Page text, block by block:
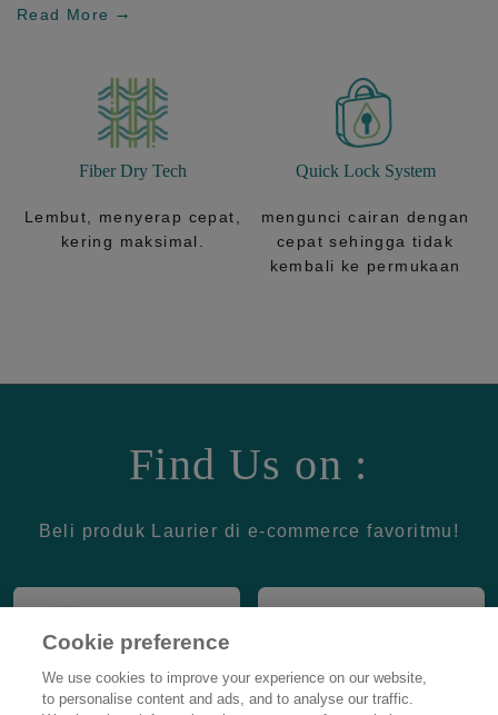
Read More
Fiber Dry Tech
Lembut, menyerap cepat,
kering maksimal.
Quick Lock System
mengunci cairan dengan
cepat sehingga tidak
kembali ke permukaan
Find Us on :
Beli produk Laurier di e-commerce favoritmu!
Cookie preference
We use cookies to improve your experience on our website,
to personalise content and ads, and to analyse our traffic.